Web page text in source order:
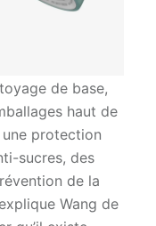
de base,
haut de
protection
sucres, des
de la
Wang de